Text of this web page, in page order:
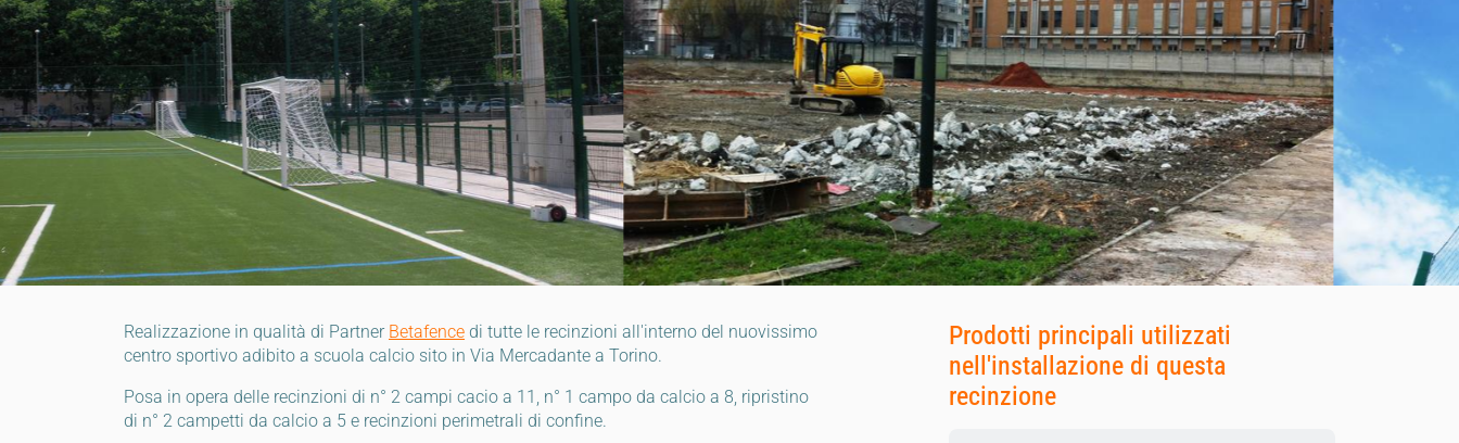
Realizzazione in qualità di Partner Betafence di tutte le recinzioni all'interno del nuovissimo
centro sportivo adibito a scuola calcio sito in Via Mercadante a Torino.
Posa in opera delle recinzioni di n° 2 campi cacio a 11, n° 1 campo da calcio a 8, ripristino
di n° 2 campetti da calcio a 5 e recinzioni perimetrali di confine.
Prodotti principali utilizzati
nell'installazione di questa
recinzione